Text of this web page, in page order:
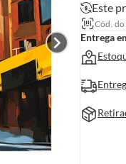
Este
Cód.
Entrega